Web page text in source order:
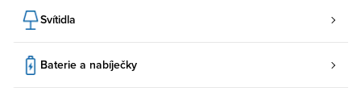
Svítidla
Baterie a nabíječky